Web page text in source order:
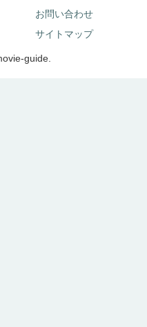
お問い合わせ
サイトマップ
guide.